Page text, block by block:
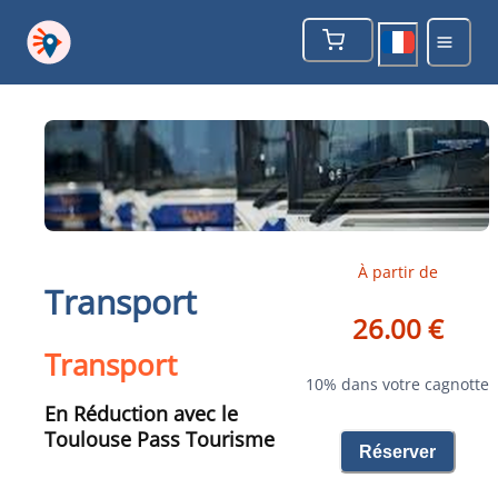
Transport
Transport
En Réduction avec le
Toulouse Pass Tourisme
À partir de
26.00 €
10% dans votre cagnotte
Réserver